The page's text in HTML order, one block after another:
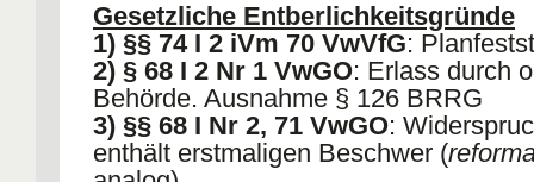
Gesetzliche Entberlichkeitsgründe
1) §§ 74 I 2 iVm 70 VwVfG:
2) § 68 I 2 Nr 1 VwGO: Erlass durch
Behörde. Ausnahme § 126 BRRG
3) §§ 68 I Nr 2, 71 VwGO:
enthält erstmaligen Beschwer (